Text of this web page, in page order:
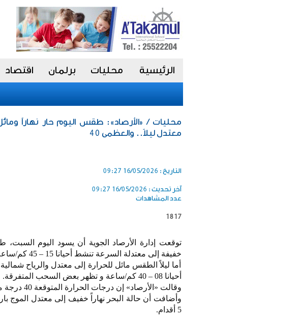
الرئيسية محليات برلمان اقتصاد
محليات / «الأرصاد»: طقس اليوم حار نهاراً ومائل
معتدل ليلاً.. والعظمى 40
التاريخ : 16/05/2026 09:27
آخر تحديث : 16/05/2026 09:27
عدد المشاهدات
1817
توقعت إدارة الأرصاد الجوية أن يسود اليوم السبت،
خفيفة إلى معتدلة السرعة تنشط أحيانا 15 – 45 كم/ساعة مثيرة للغبار على المناطق المكشوفة.
أما ليلاً الطقس مائل للحرارة إلى معتدل والرياح
أحيانا 08 – 40 كم/ساعة و تظهر بعض السحب المتفرقة.
وقالت «الأرصاد» إن درجات الحرارة المتوقعة 40 درجة مئوية للعظمى، و25 درجة للصغرى.
5 أقدام.